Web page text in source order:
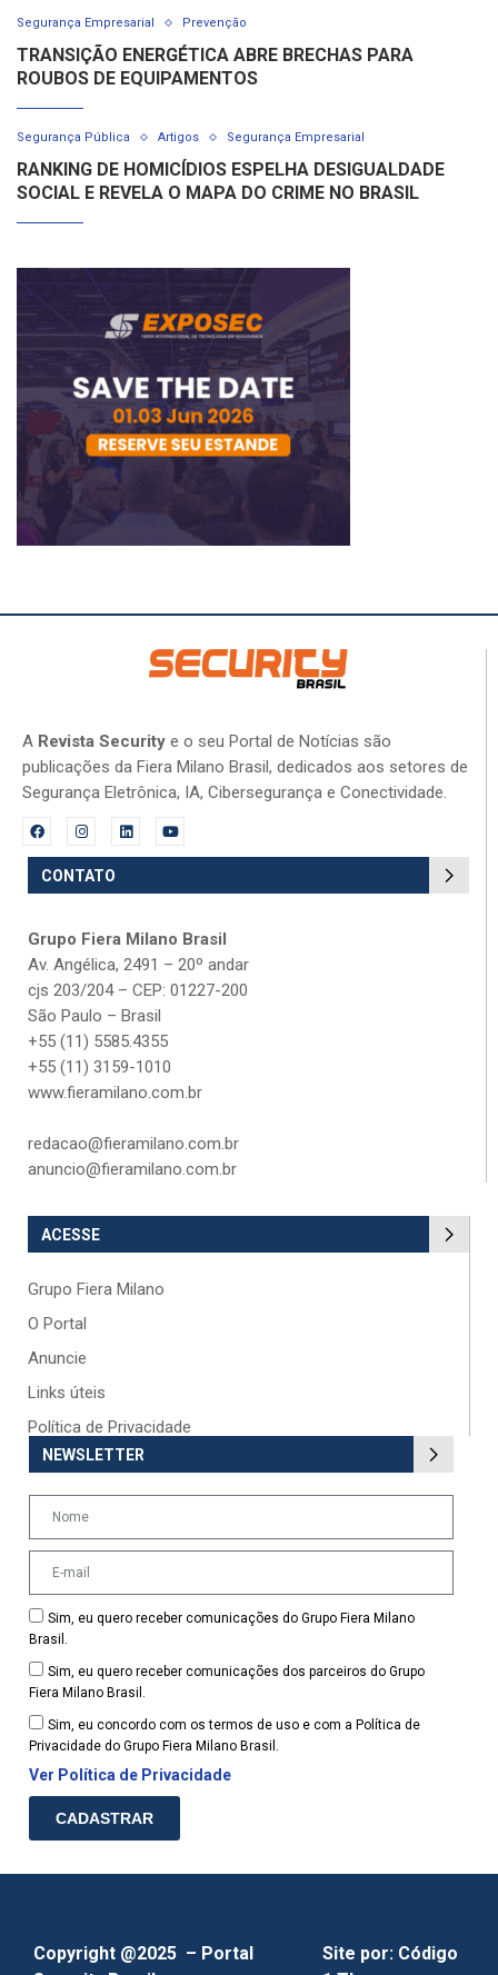
Segurança Empresarial Prevenção
TRANSIÇÃO ENERGÉTICA ABRE BRECHAS PARA
ROUBOS DE EQUIPAMENTOS
Segurança Pública Artigos Segurança Empresarial
RANKING DE HOMICÍDIOS ESPELHA DESIGUALDADE
SOCIAL E REVELA O MAPA DO CRIME NO BRASIL
A Revista Security e o seu Portal de Notícias são
publicações da Fiera Milano Brasil, dedicados aos setores de
Segurança Eletrônica, IA, Cibersegurança e Conectividade.
CONTATO
Grupo Fiera Milano Brasil
Av. Angélica, 2491 – 20º andar
cjs 203/204 – CEP: 01227-200
São Paulo – Brasil
+55 (11) 5585.4355
+55 (11) 3159-1010
www.fieramilano.com.br
redacao@fieramilano.com.br
anuncio@fieramilano.com.br
ACESSE
Grupo Fiera Milano
O Portal
Anuncie
Links úteis
Política de Privacidade
NEWSLETTER
Sim, eu quero receber comunicações do Grupo Fiera Milano
Brasil.
Sim, eu quero receber comunicações dos parceiros do Grupo
Fiera Milano Brasil.
Sim, eu concordo com os termos de uso e com a Política de
Privacidade do Grupo Fiera Milano Brasil.
Ver Política de Privacidade
CADASTRAR
Copyright @2025 – Portal
Site por: Código